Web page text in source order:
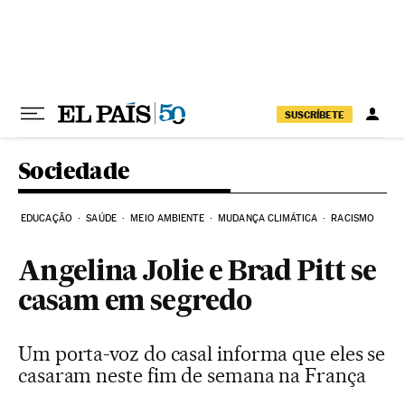
SUSCRÍBETE
Sociedade
EDUCAÇÃO SAÚDE MEIO AMBIENTE MUDANÇA CLIMÁTICA RACISMO
Angelina Jolie e Brad Pitt se
casam em segredo
Um porta-voz do casal informa que eles se
casaram neste fim de semana na França